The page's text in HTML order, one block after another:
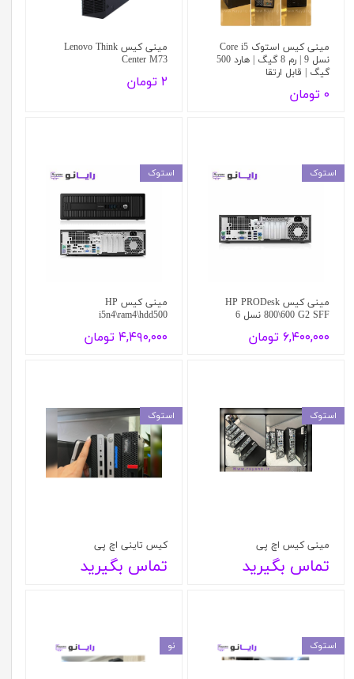
مینی کیس استوک Core i5
نسل 9 | رم 8 گیگ | هارد 500
گیگ | قابل ارتقا
۰ تومان
مینی کیس Lenovo Think
Center M73
۲ تومان
مینی کیس HP PRODesk
800\600 G2 SFF نسل 6
۶,۴۰۰,۰۰۰ تومان
استوک
مینی کیس HP
i5n4\ram4\hdd500
۴,۴۹۰,۰۰۰ تومان
استوک
مینی کیس اچ پی
تماس بگیرید
استوک
کیس تاینی اچ پی
تماس بگیرید
استوک
استوک نو